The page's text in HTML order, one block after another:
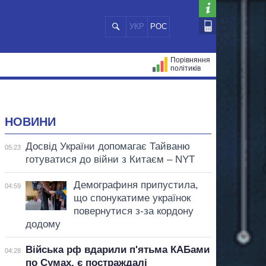
УКР РОС
Порівняння
політиків
НОВИНИ
05:23
Досвід України допомагає Тайваню
готуватися до війни з Китаєм – NYT
04:59
Демографиня припустила,
що спонукатиме українок
повернутися з-за кордону
додому
04:28
Війська рф вдарили п'ятьма КАБами
по Сумах, є постраждалі